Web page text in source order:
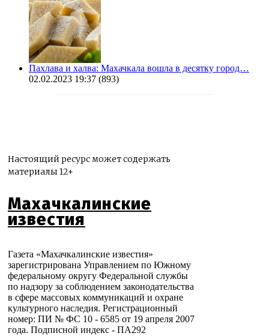
Пахлава и халва: Махачкала вошла в десятку город…
02.02.2023 19:37 (893)
Настоящий ресурс может содержать
материалы 12+
Махачкалинские
известия
Газета «Махачкалинские известия»
зарегистрирована Управлением по Южному
федеральному округу Федеральной службы
по надзору за соблюдением законодательства
в сфере массовых коммуникаций и охране
культурного наследия. Регистрационный
номер: ПИ № ФС 10 - 6585 от 19 апреля 2007
года. Подписной индекс - ПА292